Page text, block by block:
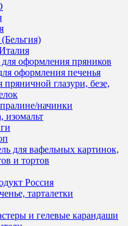
оформления пряников
оформления печенья
глазури, безе,
начинки
изомальт
для вафельных картинок,
и тортов
Россия
тарталетки
и гелевые карандаши
К
В
для
/
шт